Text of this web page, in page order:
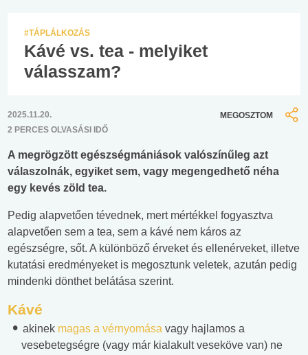
#TÁPLÁLKOZÁS
Kávé vs. tea - melyiket
válasszam?
2025.11.20.
2 PERCES OLVASÁSI IDŐ
MEGOSZTOM
A megrögzött egészségmániások valószínűleg azt
válaszolnák, egyiket sem, vagy megengedhető néha
egy kevés zöld tea.
Pedig alapvetően tévednek, mert mértékkel fogyasztva
alapvetően sem a tea, sem a kávé nem káros az
egészségre, sőt. A különböző érveket és ellenérveket, illetve
kutatási eredményeket is megosztunk veletek, azután pedig
mindenki dönthet belátása szerint.
Kávé
akinek magas a vérnyomása vagy hajlamos a
vesebetegségre (vagy már kialakult veseköve van) ne